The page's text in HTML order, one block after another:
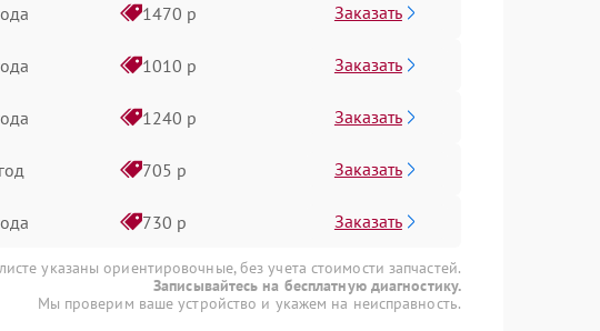
1470 р Заказать
1010 р Заказать
1240 р Заказать
705 р Заказать
730 р Заказать
указаны ориентировочные, без учета стоимости запчастей.
Записывайтесь на бесплатную диагностику.
Мы проверим ваше устройство и укажем на неисправность.